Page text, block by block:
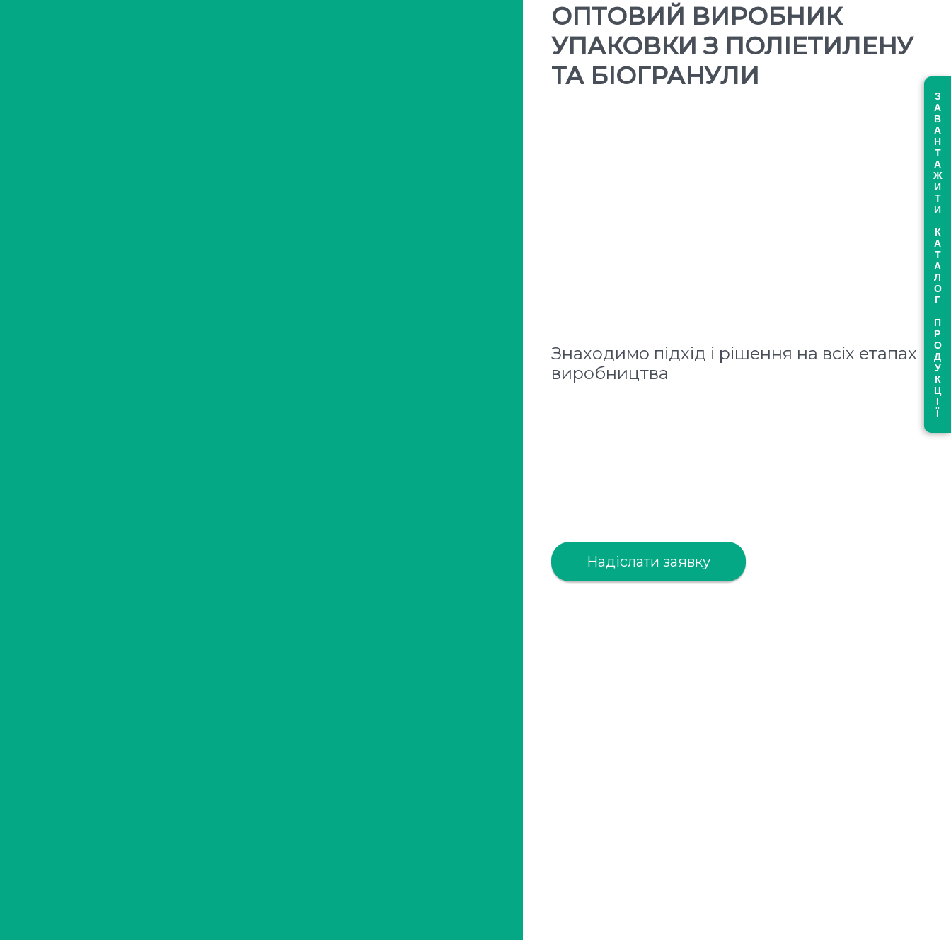
ОПТОВИЙ ВИРОБНИК
УПАКОВКИ З ПОЛІЕТИЛЕНУ
ТА БІОГРАНУЛИ
Знаходимо підхід і рішення на всіх етапах
виробництва
Надіслати заявку
ЗАВАНТАЖИТИ КАТАЛОГ ПРОДУКЦІЇ